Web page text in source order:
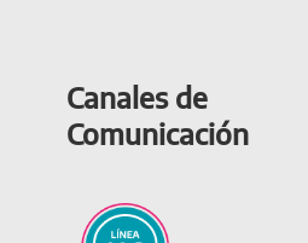
Canales de
Comunicación